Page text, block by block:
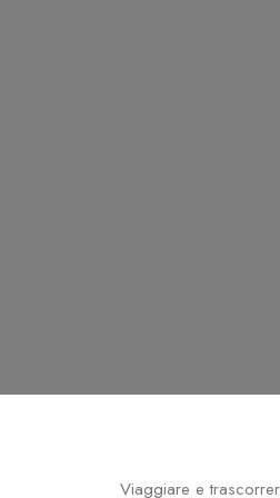
Viaggiare e